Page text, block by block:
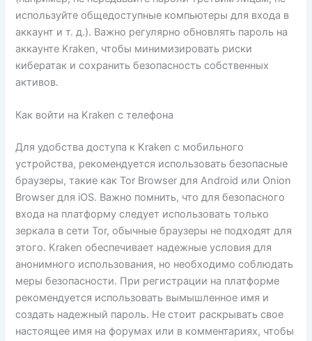
используйте общедоступные компьютеры для входа в
аккаунт и т. д.). Важно регулярно обновлять пароль на
аккаунте Kraken, чтобы минимизировать риски
кибератак и сохранить безопасность собственных
активов.
Как войти на Kraken с телефона
Для удобства доступа к Kraken с мобильного
устройства, рекомендуется использовать безопасные
браузеры, такие как Tor Browser для Android или Onion
Browser для iOS. Важно помнить, что для безопасного
входа на платформу следует использовать только
зеркала в сети Tor, обычные браузеры не подходят для
этого. Kraken обеспечивает надежные условия для
анонимного использования, но необходимо соблюдать
меры безопасности. При регистрации на платформе
рекомендуется использовать вымышленное имя и
создать надежный пароль. Не стоит раскрывать свое
настоящее имя на форумах или в комментариях, чтобы